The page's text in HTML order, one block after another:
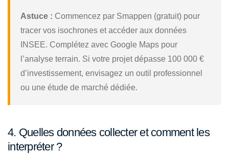
Astuce : Commencez par Smappen (gratuit) pour
tracer vos isochrones et accéder aux données
INSEE. Complétez avec Google Maps pour
l’analyse terrain. Si votre projet dépasse 100 000 €
d’investissement, envisagez un outil professionnel
ou une étude de marché dédiée.
4. Quelles données collecter et comment les
interpréter ?